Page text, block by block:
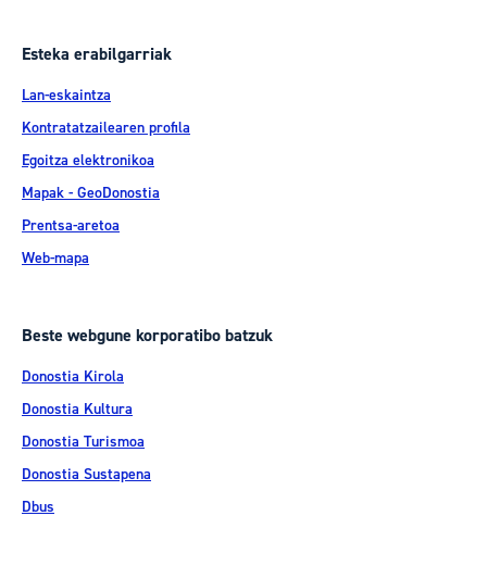
Esteka erabilgarriak
Lan-eskaintza
Kontratatzailearen profila
Egoitza elektronikoa
Mapak - GeoDonostia
Prentsa-aretoa
Web-mapa
Beste webgune korporatibo batzuk
Donostia Kirola
Donostia Kultura
Donostia Turismoa
Donostia Sustapena
Dbus